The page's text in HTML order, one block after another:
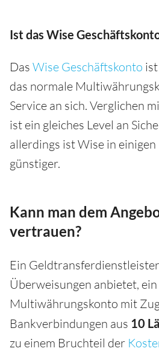
Ist das Wise
Das Wise Geschäftskonto
das normale
Service an sich. Verglichen
ist ein gleiches Level an
allerdings ist Wise in
günstiger.
Kann man dem
vertrauen?
Ein
Überweisungen anbietet, ein
Multiwährungskonto mit
Bankverbindungen aus 10
zu einem Bruchteil der